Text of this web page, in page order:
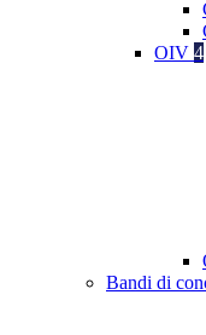
OIV 4
Bandi di